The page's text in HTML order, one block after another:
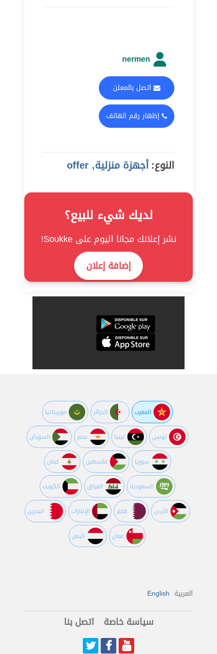
nermen
اتصل بالمعلن
إظهار رقم الهاتف
النوع:أجهزة منزلية, offer
لديك شيء للبيع؟
نشر إعلانك مجانا اليوم على Soukke!
إضافة إعلان
المغرب الجزائر موريتانيا
تونس ليبيا مصر السودان
سوريا فلسطين لبنان
السعودية العراق الكويت
اﻷردن قطر اﻹمارات البحرين
عمان اليمن
العربية English
سياسة خاصة اتصل بنا